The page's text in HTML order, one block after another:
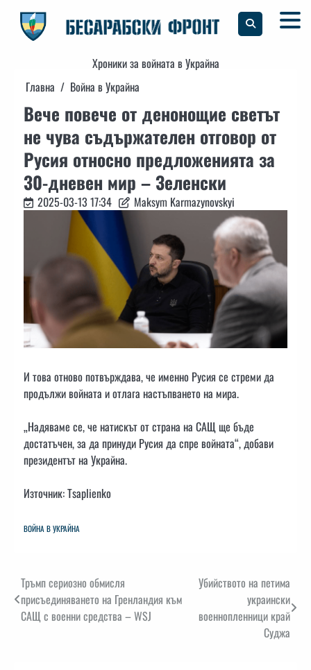
content
Хроники за войната в Украйна
Главна
Война в Украйна
Вече повече от денонощие светът
не чува съдържателен отговор от
Русия относно предложенията за
30-дневен мир – Зеленски
2025-03-13 17:34 Maksym Karmazynovskyi
И това отново потвърждава, че именно Русия се стреми да
продължи войната и отлага настъпването на мира.
„Надяваме се, че натискът от страна на САЩ ще бъде
достатъчен, за да принуди Русия да спре войната“, добави
президентът на Украйна.
Източник: Тsaplienko
ВОЙНА В УКРАЙНА
Навигация
Тръмп сериозно обмисля
присъединяването на Гренландия към
САЩ с военни средства – WSJ
Убийството на петима
украински
военнопленници край
Суджа